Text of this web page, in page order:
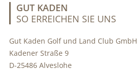
GUT KADEN
SO ERREICHEN SIE UNS
Gut Kaden Golf und Land Club GmbH
Kadener Straße 9
D-25486 Alveslohe